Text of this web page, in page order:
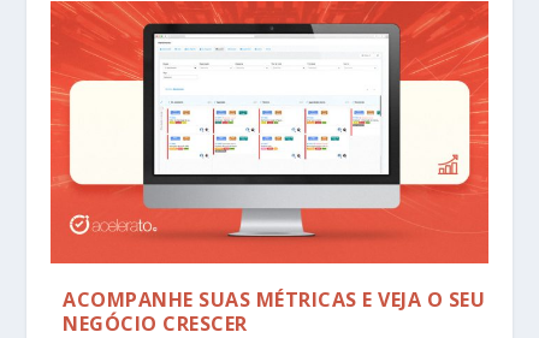
ACOMPANHE SUAS MÉTRICAS E VEJA O SEU
NEGÓCIO CRESCER